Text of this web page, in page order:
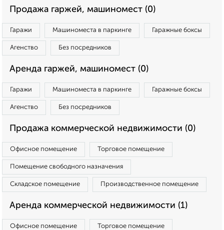
Продажа гаржей, машиномест (0)
Гаражи Машиноместа в паркинге Гаражные боксы
Агенство Без посредников
Аренда гаржей, машиномест (0)
Гаражи Машиноместа в паркинге Гаражные боксы
Агенство Без посредников
Продажа коммерческой недвижимости (0)
Офисное помещение Торговое помещение
Помещение свободного назначения
Складское помещение Производственное помещение
Аренда коммерческой недвижимости (1)
Офисное помещение Торговое помещение